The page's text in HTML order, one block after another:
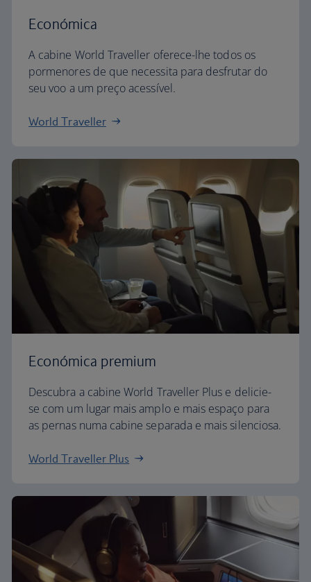
Económica
A cabine World Traveller oferece-lhe todos os
pormenores de que necessita para desfrutar do
seu voo a um preço acessível.
World Traveller
Económica premium
Descubra a cabine World Traveller Plus e delicie-
se com um lugar mais amplo e mais espaço para
as pernas numa cabine separada e mais silenciosa.
World Traveller Plus